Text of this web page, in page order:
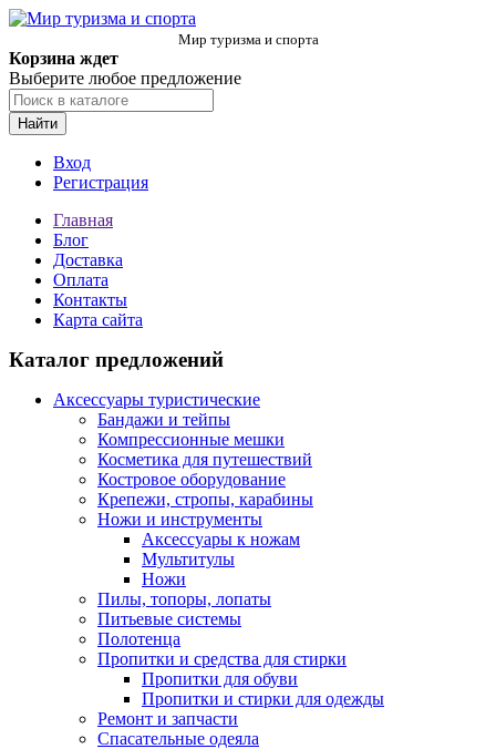
Мир туризма и спорта
Корзина ждет
Выберите любое предложение
Найти
Вход
Регистрация
Главная
Блог
Доставка
Оплата
Контакты
Карта сайта
Каталог предложений
Аксессуары туристические
Бандажи и тейпы
Компрессионные мешки
Косметика для путешествий
Костровое оборудование
Крепежи, стропы, карабины
Ножи и инструменты
Аксессуары к ножам
Мультитулы
Ножи
Пилы, топоры, лопаты
Питьевые системы
Полотенца
Пропитки и средства для стирки
Пропитки для обуви
Пропитки и стирки для одежды
Ремонт и запчасти
Спасательные одеяла